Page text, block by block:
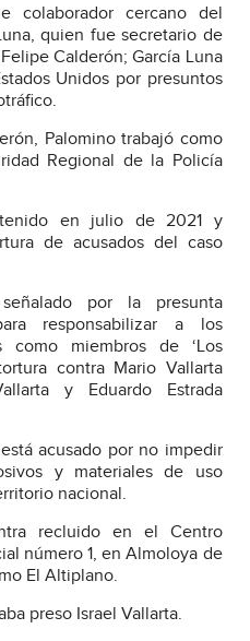
colaborador cercano del
quien fue secretario de
Calderón; García Luna
Unidos por presuntos
Palomino trabajó como
Regional de la Policía
en julio de 2021 y
de acusados del caso
por la presunta
responsabilizar a los
como miembros de ‘Los
contra Mario Vallarta
y Eduardo Estrada
acusado por no impedir
y materiales de uso
nacional.
recluido en el Centro
número 1, en Almoloya de
El Altiplano.
preso Israel Vallarta.